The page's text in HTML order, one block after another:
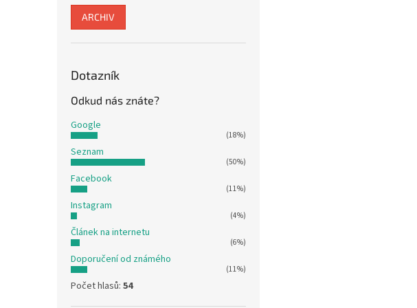
ARCHIV
Dotazník
Odkud nás znáte?
Google
(18%)
Seznam
(50%)
Facebook
(11%)
Instagram
(4%)
Článek na internetu
(6%)
Doporučení od známého
(11%)
Počet hlasů: 54